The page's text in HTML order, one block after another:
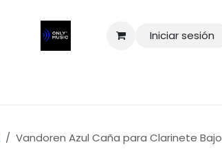
Iniciar sesión
Vandoren Azul Caña para Clarinete Bajo